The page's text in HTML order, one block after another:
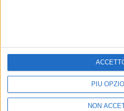
PIÙ
NON